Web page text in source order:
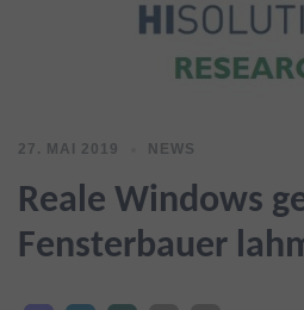
27. MAI 2019 NEWS
Reale Windows
Fensterbauer